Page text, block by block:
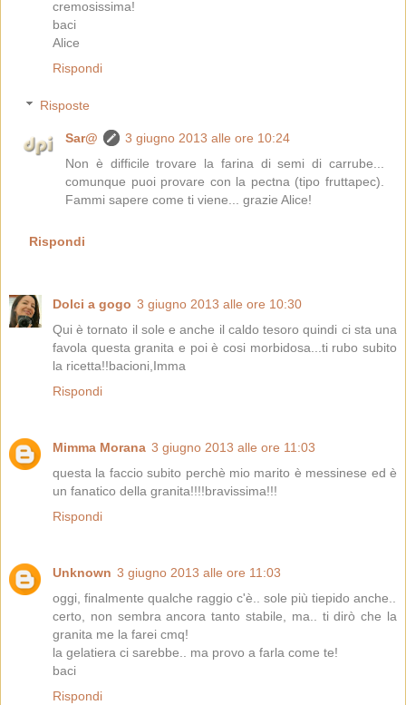
cremosissima!
baci
Alice
Rispondi
Risposte
Sar@
3 giugno 2013 alle ore 10:24
Non è difficile trovare la farina di semi di carrube...
comunque puoi provare con la pectna (tipo fruttapec).
Fammi sapere come ti viene... grazie Alice!
Rispondi
Dolci a gogo 3 giugno 2013 alle ore 10:30
Qui è tornato il sole e anche il caldo tesoro quindi ci sta una
favola questa granita e poi è cosi morbidosa...ti rubo subito
la ricetta!!bacioni,Imma
Rispondi
Mimma Morana 3 giugno 2013 alle ore 11:03
questa la faccio subito perchè mio marito è messinese ed è
un fanatico della granita!!!!bravissima!!!
Rispondi
Unknown 3 giugno 2013 alle ore 11:03
oggi, finalmente qualche raggio c'è.. sole più tiepido anche..
certo, non sembra ancora tanto stabile, ma.. ti dirò che la
granita me la farei cmq!
la gelatiera ci sarebbe.. ma provo a farla come te!
baci
Rispondi